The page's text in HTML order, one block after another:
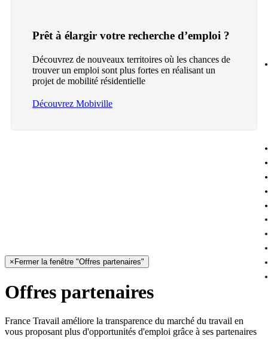
Prêt à élargir votre recherche d’emploi ?
Découvrez de nouveaux territoires où les chances de
trouver un emploi sont plus fortes en réalisant un
projet de mobilité résidentielle
Découvrez Mobiville
× Fermer la fenêtre "Offres partenaires"
Offres partenaires
France Travail améliore la transparence du marché du travail en
vous proposant plus d'opportunités d'emploi grâce à ses partenaires